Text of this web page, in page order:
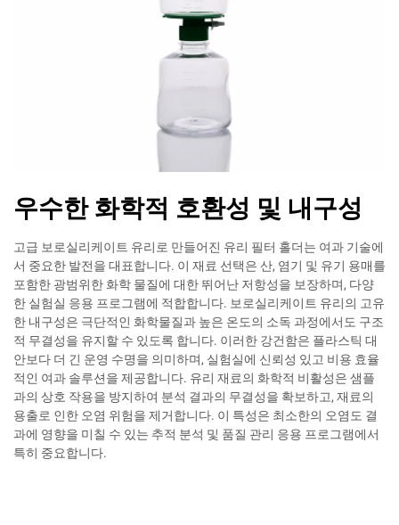
우수한 화학적 호환성 및 내구성
고급 보로실리케이트 유리로 만들어진 유리 필터 홀더는 여과 기술에
서 중요한 발전을 대표합니다. 이 재료 선택은 산, 염기 및 유기 용매를
포함한 광범위한 화학 물질에 대한 뛰어난 저항성을 보장하며, 다양
한 실험실 응용 프로그램에 적합합니다. 보로실리케이트 유리의 고유
한 내구성은 극단적인 화학물질과 높은 온도의 소독 과정에서도 구조
적 무결성을 유지할 수 있도록 합니다. 이러한 강건함은 플라스틱 대
안보다 더 긴 운영 수명을 의미하며, 실험실에 신뢰성 있고 비용 효율
적인 여과 솔루션을 제공합니다. 유리 재료의 화학적 비활성은 샘플
과의 상호 작용을 방지하여 분석 결과의 무결성을 확보하고, 재료의
용출로 인한 오염 위험을 제거합니다. 이 특성은 최소한의 오염도 결
과에 영향을 미칠 수 있는 추적 분석 및 품질 관리 응용 프로그램에서
특히 중요합니다.